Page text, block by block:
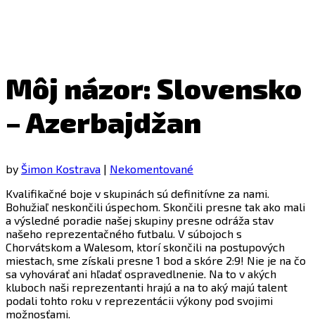
Môj názor: Slovensko
– Azerbajdžan
by Šimon Kostrava | Nekomentované
Kvalifikačné boje v skupinách sú definitívne za nami.
Bohužiaľ neskončili úspechom. Skončili presne tak ako mali
a výsledné poradie našej skupiny presne odráža stav
našeho reprezentačného futbalu. V súbojoch s
Chorvátskom a Walesom, ktorí skončili na postupových
miestach, sme získali presne 1 bod a skóre 2:9! Nie je na čo
sa vyhovárať ani hľadať ospravedlnenie. Na to v akých
kluboch naši reprezentanti hrajú a na to aký majú talent
podali tohto roku v reprezentácii výkony pod svojimi
možnosťami.